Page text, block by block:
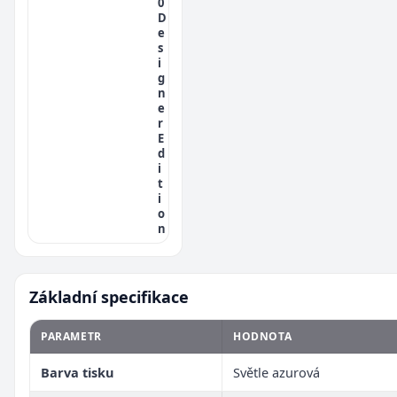
D
e
s
i
g
n
e
r
E
d
i
t
i
o
n
Základní specifikace
PARAMETR HODNOTA
Barva tisku Světle azurová